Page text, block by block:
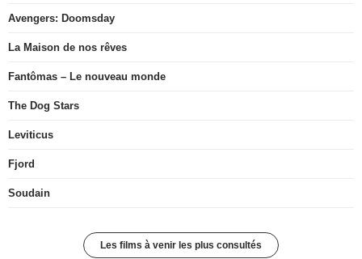
Avengers: Doomsday
La Maison de nos rêves
Fantômas – Le nouveau monde
The Dog Stars
Leviticus
Fjord
Soudain
Les films à venir les plus consultés